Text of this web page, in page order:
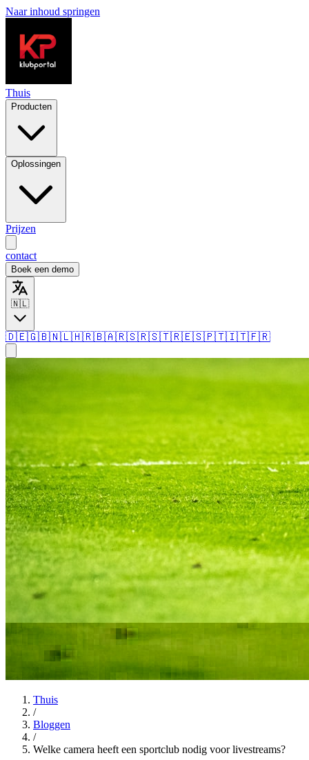
Naar inhoud springen
Thuis
Producten
Oplossingen
Prijzen
contact
Boek een demo
🇳🇱
🇩🇪🇬🇧🇳🇱🇭🇷🇧🇦🇷🇸🇷🇸🇹🇷🇪🇸🇵🇹🇮🇹🇫🇷
Thuis
/
Bloggen
/
Welke camera heeft een sportclub nodig voor livestreams?